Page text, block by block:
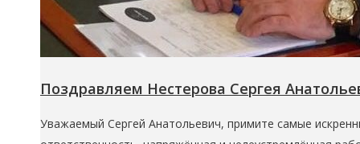
Поздравляем Нестерова Сергея
Уважаемый Сергей Анатольевич, примите самые